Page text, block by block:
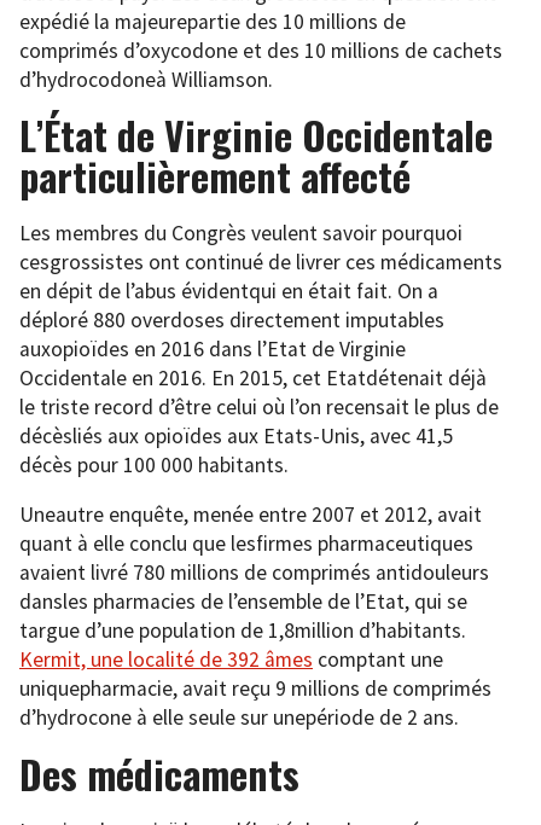
expédié la majeurepartie des 10 millions de
comprimés d’oxycodone et des 10 millions de cachets
d’hydrocodoneà Williamson.
L’État de Virginie Occidentale
particulièrement affecté
Les membres du Congrès veulent savoir pourquoi
cesgrossistes ont continué de livrer ces médicaments
en dépit de l’abus évidentqui en était fait. On a
déploré 880 overdoses directement imputables
auxopioïdes en 2016 dans l’Etat de Virginie
Occidentale en 2016. En 2015, cet Etatdétenait déjà
le triste record d’être celui où l’on recensait le plus de
décèsliés aux opioïdes aux Etats-Unis, avec 41,5
décès pour 100 000 habitants.
Uneautre enquête, menée entre 2007 et 2012, avait
quant à elle conclu que lesfirmes pharmaceutiques
avaient livré 780 millions de comprimés antidouleurs
dansles pharmacies de l’ensemble de l’Etat, qui se
targue d’une population de 1,8million d’habitants.
Kermit, une localité de 392 âmes comptant une
uniquepharmacie, avait reçu 9 millions de comprimés
d’hydrocone à elle seule sur unepériode de 2 ans.
Des médicaments